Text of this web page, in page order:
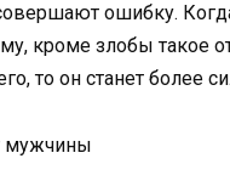
ошибку. Когда
кроме злобы такое
то он станет более
мужчины